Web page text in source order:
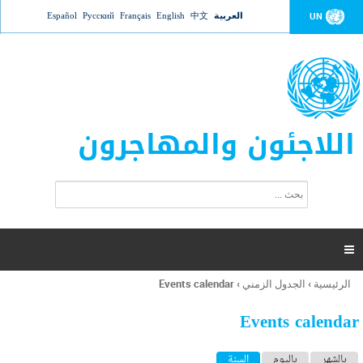
Jump to navigation UN العربية 中文
English
Français
Русский
Español
اللاجئون والمهاجرون
ت
ر
ل
ح
ب

أنت
هنا
الرئيسية › الجدول الزمني ›
Events calendar
Events calendar